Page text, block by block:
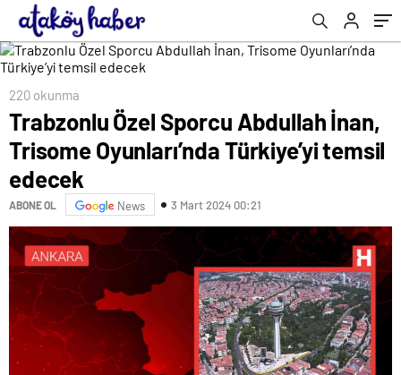
edecek
220 okunma
Trabzonlu Özel Sporcu Abdullah İnan,
Trisome Oyunları’nda Türkiye’yi temsil
edecek
ABONE OL News 3 Mart 2024 00:21